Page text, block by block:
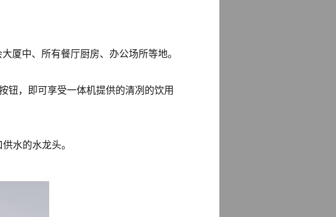
厦中、所有餐厅厨房、办公场所等地。
钮，即可享受一体机提供的清冽的饮用
水的水龙头。